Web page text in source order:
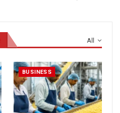
All
BUSINESS